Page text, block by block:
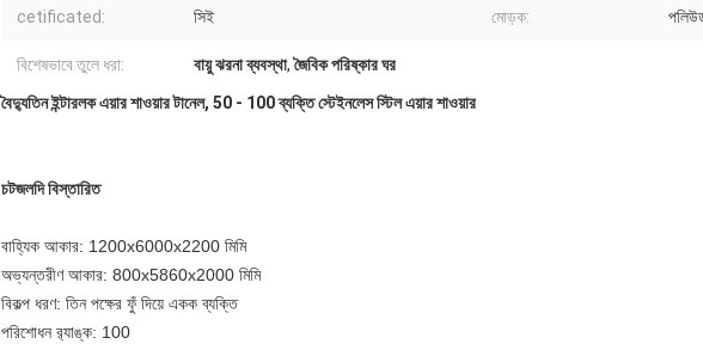
cetificated: সিই মোড়ক:
বিশেষভাবে তুলে ধরা: বায়ু ঝরনা ব্যবস্থা,জৈবিক পরিষ্কার ঘর
বৈদ্যুতিন ইন্টারলক এয়ার শাওয়ার টানেল, 50 - 100 ব্যক্তি স্টেইনলেস স্টিল এয়ার শাওয়ার
চটজলদি বিস্তারিত
বাহ্যিক আকার: 1200x6000x2200 মিমি
অভ্যন্তরীণ আকার: 800x5860x2000 মিমি
বিকল্প ধরণ: তিন পক্ষের ফুঁ দিয়ে একক ব্যক্তি
পরিশোধন র‌্যাঙ্ক: 100